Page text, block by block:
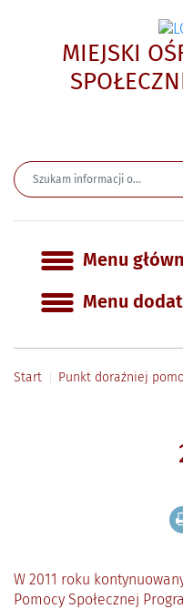
MIEJSKI
MenuMenu
Menu
Start Punkt doraźniej
W 2011 roku
Pomocy Społecznej